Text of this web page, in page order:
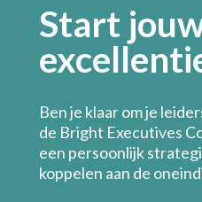
Start
Ben je klaar om je
de Bright Executives
een persoonlijk
koppelen aan de